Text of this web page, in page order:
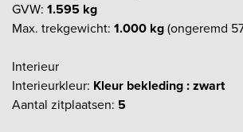
GVW: 1.595 kg
Max. trekgewicht: 1.000 kg(ongeremd
Interieur
Interieurkleur: Kleur bekleding : zwart
Aantal zitplaatsen: 5